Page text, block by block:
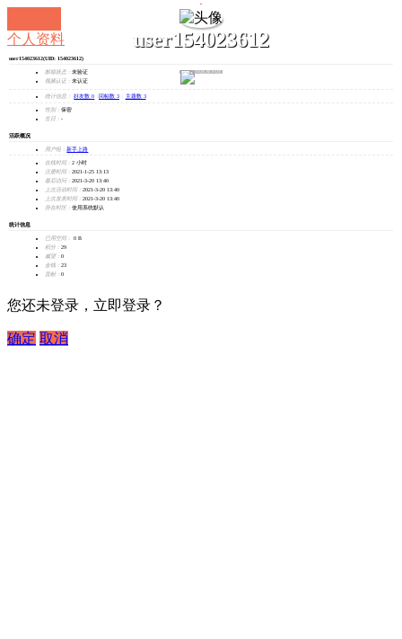
user154023612
发消息
个人资料
user154023612(UID: 154023612)
邮箱状态： 未验证
视频认证： 未认证
统计信息： 好友数 0 回帖数 3 主题数 3
性别： 保密
生日： -
活跃概况
用户组： 新手上路
在线时间： 2 小时
注册时间： 2021-1-25 13:13
最后访问： 2021-3-20 13:40
上次活动时间： 2021-3-20 13:40
上次发表时间： 2021-3-20 13:40
所在时区： 使用系统默认
统计信息
已用空间：
0 B
积分： 29
威望： 0
金钱： 23
贡献： 0
您还未登录，立即登录？
确定 取消